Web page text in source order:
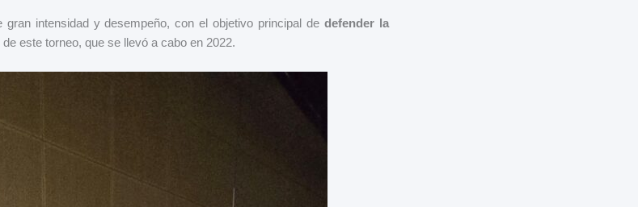
gran intensidad y desempeño, con el objetivo principal dedefender la
este torneo, que se llevó a cabo en 2022.